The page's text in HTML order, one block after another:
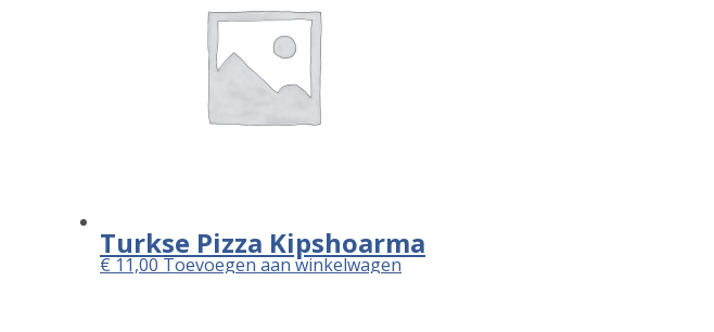
Turkse Pizza Kipshoarma
€11,00Toevoegen aan winkelwagen